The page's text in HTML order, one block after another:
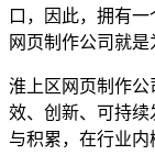
口，因此，拥有
网页制作公司就是
淮上区网页制作公
效、创新、可持
与积累，在行业